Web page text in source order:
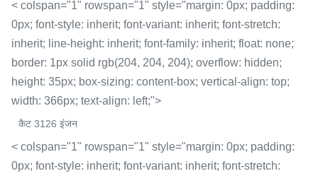
< colspan="1" rowspan="1" style="margin: 0px; padding:
0px; font-style: inherit; font-variant: inherit; font-stretch:
inherit; line-height: inherit; font-family: inherit; float: none;
border: 1px solid rgb(204, 204, 204); overflow: hidden;
height: 35px; box-sizing: content-box; vertical-align: top;
width: 366px; text-align: left;">
कैट 3126 इंजन
< colspan="1" rowspan="1" style="margin: 0px; padding:
0px; font-style: inherit; font-variant: inherit; font-stretch: